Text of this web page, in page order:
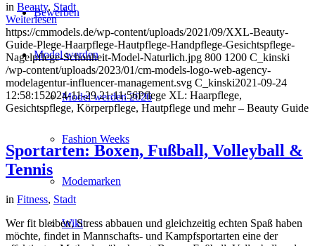
Bewerben
Model werden
Model werden 2026
Fashion Weeks
Modemarken
Wiki
in Beauty, Stadt
Weiterlesen
https://cmmodels.de/wp-content/uploads/2021/09/XXL-Beauty-
Guide-Plege-Haarpflege-Hautpflege-Handpflege-Gesichtspflege-
Nagelpflege-Schonheit-Model-Naturlich.jpg 800 1200 C_kinski
/wp-content/uploads/2023/01/cm-models-logo-web-agency-
modelagentur-influencer-management.svg C_kinski2021-09-24
12:58:152024-11-29 21:11:56Pflege XL: Haarpflege,
Gesichtspflege, Körperpflege, Hautpflege und mehr – Beauty Guide
Sportarten: Boxen, Fußball, Volleyball &
Tennis
in Fitness, Stadt
Wer fit bleiben, Stress abbauen und gleichzeitig echten Spaß haben
möchte, findet in Mannschafts- und Kampfsportarten eine der